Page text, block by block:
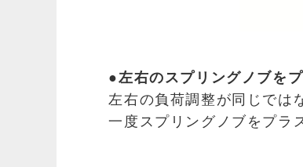
●左右のスプリングノブを
左右の負荷調整が同じでは
一度スプリングノブをプラ